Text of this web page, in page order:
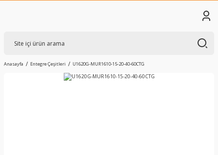
Anasayfa Entegre Çeşitleri U1620G-MUR1610-15-20-40-60CTG